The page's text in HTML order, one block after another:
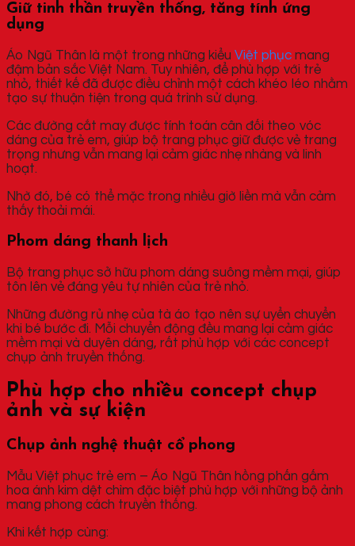
Giữ tinh thần truyền thống, tăng tính ứng
dụng
Áo Ngũ Thân là một trong những kiểu Việt phục mang
đậm bản sắc Việt Nam. Tuy nhiên, để phù hợp với trẻ
nhỏ, thiết kế đã được điều chỉnh một cách khéo léo nhằm
tạo sự thuận tiện trong quá trình sử dụng.
Các đường cắt may được tính toán cân đối theo vóc
dáng của trẻ em, giúp bộ trang phục giữ được vẻ trang
trọng nhưng vẫn mang lại cảm giác nhẹ nhàng và linh
hoạt.
Nhờ đó, bé có thể mặc trong nhiều giờ liền mà vẫn cảm
thấy thoải mái.
Phom dáng thanh lịch
Bộ trang phục sở hữu phom dáng suông mềm mại, giúp
tôn lên vẻ đáng yêu tự nhiên của trẻ nhỏ.
Những đường rủ nhẹ của tà áo tạo nên sự uyển chuyển
khi bé bước đi. Mỗi chuyển động đều mang lại cảm giác
mềm mại và duyên dáng, rất phù hợp với các concept
chụp ảnh truyền thống.
Phù hợp cho nhiều concept chụp
ảnh và sự kiện
Chụp ảnh nghệ thuật cổ phong
Mẫu Việt phục trẻ em – Áo Ngũ Thân hồng phấn gấm
hoa ánh kim dệt chìm đặc biệt phù hợp với những bộ ảnh
mang phong cách truyền thống.
Khi kết hợp cùng: